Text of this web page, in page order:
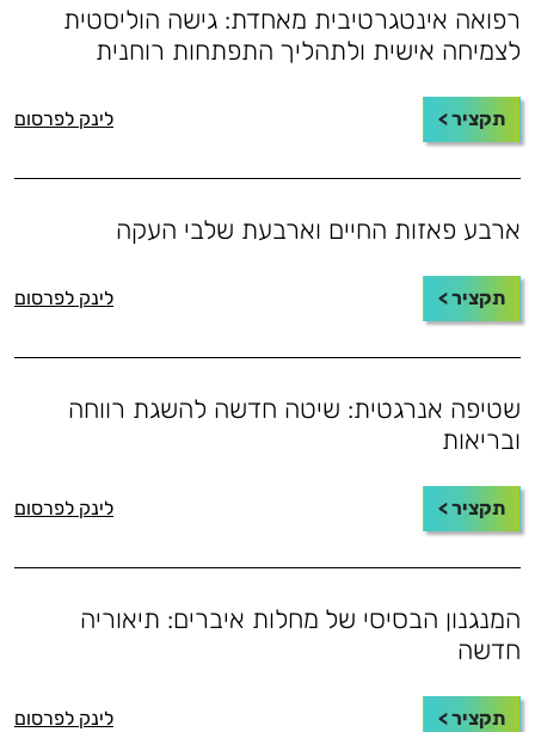
רפואה אינטגרטיבית מאחדת: גישה הוליסטית
לצמיחה אישית ולתהליך התפתחות רוחנית
תקציר > לינק לפרסום
ארבע פאזות החיים וארבעת שלבי העקה
תקציר > לינק לפרסום
שטיפה אנרגטית: שיטה חדשה להשגת רווחה
ובריאות
תקציר > לינק לפרסום
המנגנון הבסיסי של מחלות איברים: תיאוריה
חדשה
תקציר > לינק לפרסום